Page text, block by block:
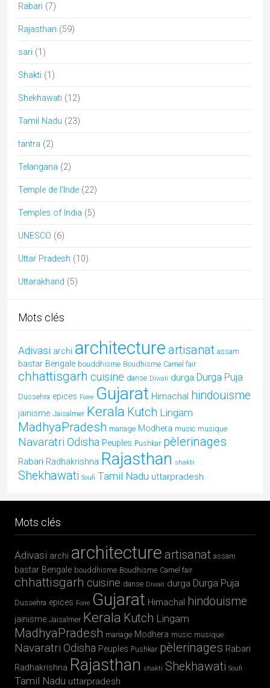
Rabari (7)
Rajasthan (59)
sari (1)
Shakti (1)
Shekhawati (12)
Tamil Nadu (23)
tantra (2)
Telangana (2)
Temple de l'Inde (22)
Temples of India (5)
UNESCO (6)
Uttar Pradesh (10)
Uttarakhand (5)
Mots clés
Adivasi archi architecture artisanat assam
bastar Bengale bouddhisme Boudhisme Camel fair
chhattisgarh cuisine danse Diwali durga Durga Puja
Dussehra epices Foire Gujarat Himachal hindouisme
jainisme Jaisalmer Kerala Kutch Lingam
MadhyaPradesh mariage Modhera music musique
Navaratri Odisha Peuples Pushkar pèlerinages
Rabari Radhakrishna Rajasthan shakti
Shekhawati Soufi Tamil Nadu uttarpradesh
Mots clés
Adivasi archi architecture artisanat assam
bastar Bengale bouddhisme Boudhisme Camel fair
chhattisgarh cuisine danse Diwali durga Durga Puja
Dussehra epices Foire Gujarat Himachal hindouisme
jainisme Jaisalmer Kerala Kutch Lingam
MadhyaPradesh mariage Modhera music musique
Navaratri Odisha Peuples Pushkar pèlerinages Rabari
Radhakrishna Rajasthan shakti Shekhawati Soufi
Tamil Nadu uttarpradesh